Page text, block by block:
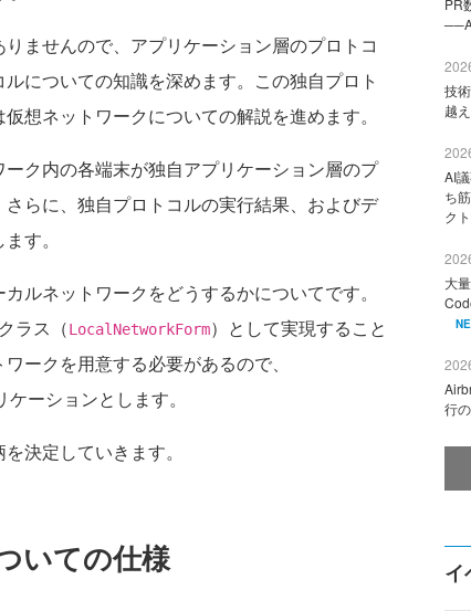
ませんので、アプリケーション層のプロトコ
についての知識を深めます。この独自プロト
想ネットワークについての解説を進めます。
ク内の各端末が独自アプリケーション層のプ
らに、独自プロトコルの実行結果、およびデ
す。
ルネットワークをどうするかについてです。
ラス（LocalNetworkForm）として実現すること
ークを用意する必要があるので、
ーションとします。
決定していきます。
いての仕様
PR
技
越
AI
ち
ク
大
行
イ